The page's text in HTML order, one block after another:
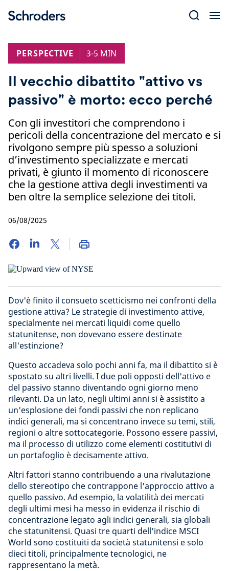
PERSPECTIVE
3-5 MIN
Il vecchio dibattito "attivo vs
passivo" è morto: ecco perché
Con gli investitori che comprendono i
pericoli della concentrazione del mercato e si
rivolgono sempre più spesso a soluzioni
d’investimento specializzate e mercati
privati, è giunto il momento di riconoscere
che la gestione attiva degli investimenti va
ben oltre la semplice selezione dei titoli.
06/08/2025
Dov'è finito il consueto scetticismo nei confronti della
gestione attiva? Le strategie di investimento attive,
specialmente nei mercati liquidi come quello
statunitense, non dovevano essere destinate
all'estinzione?
Questo accadeva solo pochi anni fa, ma il dibattito si è
spostato su altri livelli. I due poli opposti dell'attivo e
del passivo stanno diventando ogni giorno meno
rilevanti. Da un lato, negli ultimi anni si è assistito a
un'esplosione dei fondi passivi che non replicano
indici generali, ma si concentrano invece su temi, stili,
regioni o altre sottocategorie. Possono essere passivi,
ma il processo di utilizzo come elementi costitutivi di
un portafoglio è decisamente attivo.
Altri fattori stanno contribuendo a una rivalutazione
dello stereotipo che contrappone l'approccio attivo a
quello passivo. Ad esempio, la volatilità dei mercati
degli ultimi mesi ha messo in evidenza il rischio di
concentrazione legato agli indici generali, sia globali
che statunitensi. Quasi tre quarti dell'indice MSCI
World sono costituiti da società statunitensi e solo
dieci titoli, principalmente tecnologici, ne
rappresentano la metà.